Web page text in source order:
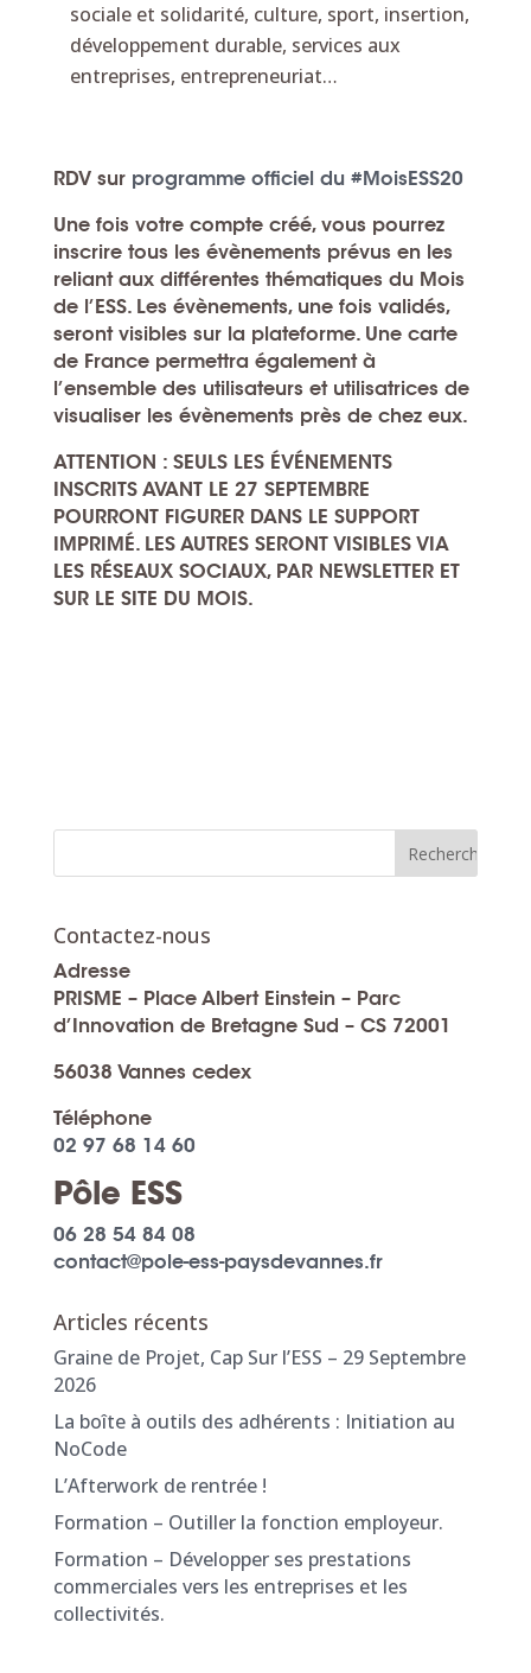
sociale et solidarité, culture, sport, insertion,
développement durable, services aux
entreprises, entrepreneuriat…
RDV sur programme officiel du #MoisESS20
Une fois votre compte créé, vous pourrez
inscrire tous les évènements prévus en les
reliant aux différentes thématiques du Mois
de l’ESS. Les évènements, une fois validés,
seront visibles sur la plateforme. Une carte
de France permettra également à
l’ensemble des utilisateurs et utilisatrices de
visualiser les évènements près de chez eux.
ATTENTION : SEULS LES ÉVÉNEMENTS
INSCRITS AVANT LE 27 SEPTEMBRE
POURRONT FIGURER DANS LE SUPPORT
IMPRIMÉ. LES AUTRES SERONT VISIBLES VIA
LES RÉSEAUX SOCIAUX, PAR NEWSLETTER ET
SUR LE SITE DU MOIS.
Contactez-nous
Adresse
PRISME – Place Albert Einstein – Parc
d’Innovation de Bretagne Sud – CS 72001
56038 Vannes cedex
Téléphone
02 97 68 14 60
Pôle ESS
06 28 54 84 08
contact@pole-ess-paysdevannes.fr
Articles récents
Graine de Projet, Cap Sur l’ESS – 29 Septembre
2026
La boîte à outils des adhérents : Initiation au
NoCode
L’Afterwork de rentrée !
Formation – Outiller la fonction employeur.
Formation – Développer ses prestations
commerciales vers les entreprises et les
collectivités.